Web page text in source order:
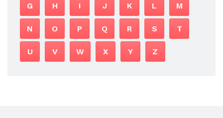
G H I J K L M
N O P Q R S T
U V W X Y Z